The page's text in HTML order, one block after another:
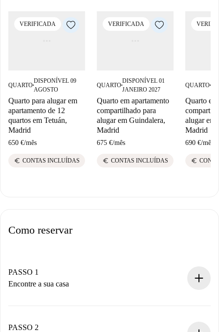
VERIFICADA
QUARTO■
DISPONÍVEL 09
AGOSTO
Quarto para alugar em
apartamento de 12
quartos em Tetuán,
Madrid
650 €/mês
euro CONTAS INCLUÍDAS
VERIFICADA
QUARTO■
DISPONÍVEL 01
JANEIRO 2027
Quarto em apartamento
compartilhado para
alugar em Guindalera,
Madrid
675 €/mês
euro CONTAS INCLUÍDAS
QUARTO■
Quarto
alugar em
Madrid
690 €/mês
euro
Como reservar
PASSO 1
Encontre a sua casa
Você tem todas as informações necessárias
PASSO 2